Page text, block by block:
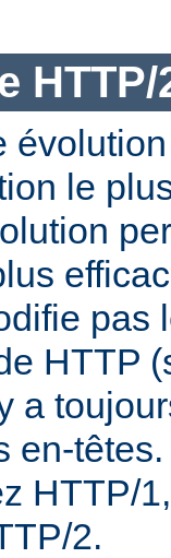
HTTP/
le
pas
HTTP
a
en-
HTTP/
2.